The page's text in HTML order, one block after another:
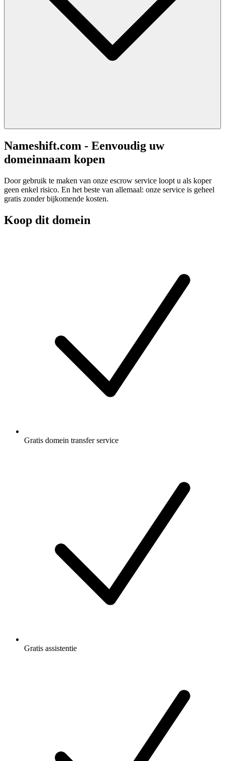
Nameshift.com - Eenvoudig uw
domeinnaam kopen
Door gebruik te maken van onze escrow service loopt u als koper
geen enkel risico. En het beste van allemaal: onze service is geheel
gratis zonder bijkomende kosten.
Koop dit domein
Gratis domein transfer service
Gratis assistentie